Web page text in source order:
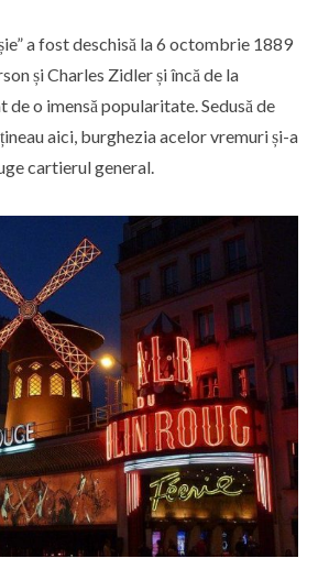
a fost deschisă la 6 octombrie 1889
și Charles Zidler și încă de la
de o imensă popularitate. Sedusă de
aici, burghezia acelor vremuri și-a
cartierul general.